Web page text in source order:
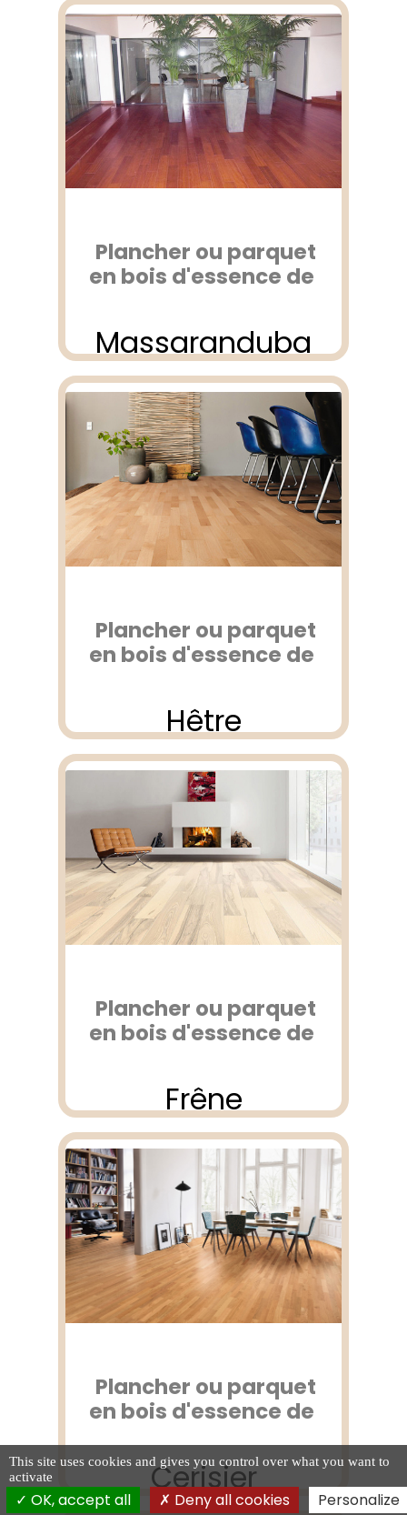
Plancher ou parquet
en bois d'essence de
Massaranduba
Plancher ou parquet
en bois d'essence de
Hêtre
Plancher ou parquet
en bois d'essence de
Frêne
Plancher ou parquet
en bois d'essence de
Cerisier
This site uses cookies and gives you control over what you want to
activate
OK, accept all Deny all cookies Personalize